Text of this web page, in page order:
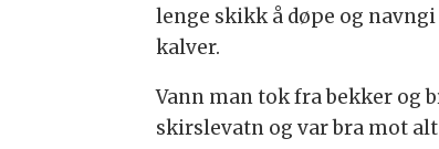
lenge skikk å døpe og
kalver.
Vann man tok fra bekker og
skirslevatn og var bra mot